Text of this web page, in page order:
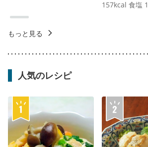
157kcal 食塩
もっと見る
人気のレシピ